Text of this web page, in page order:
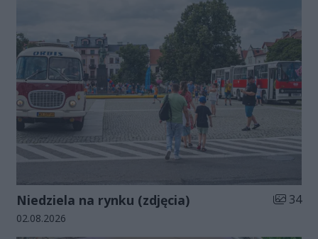
Niedziela na rynku (zdjęcia) Liczba
34
Data dodania galerii:
02.08.2026